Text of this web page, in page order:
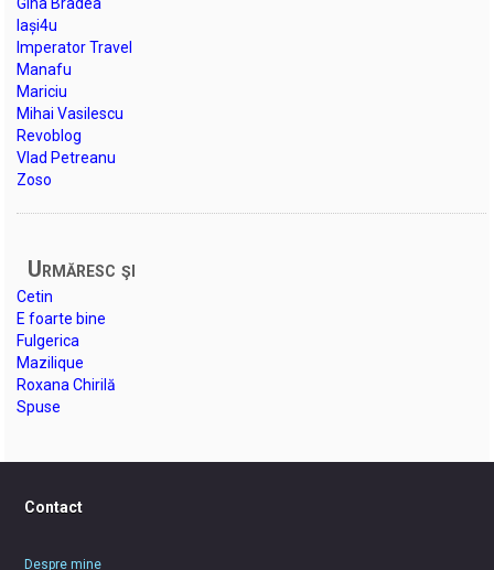
Iași4u
Imperator Travel
Manafu
Mariciu
Mihai Vasilescu
Revoblog
Vlad Petreanu
Zoso
Urmăresc şi
Cetin
E foarte bine
Fulgerica
Mazilique
Roxana Chirilă
Spuse
Contact
Despre mine